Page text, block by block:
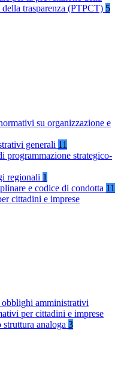
trasparenza (PTPCT) 5
su organizzazione e
generali 11
programmazione strategico-
regionali 1
e codice di condotta 11
cittadini e imprese
obblighi amministrativi
per cittadini e imprese
analoga 3